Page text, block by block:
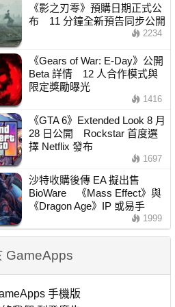
《影之刃零》預購日期正式公
布 11 分鐘全新預告同步公開
2234
《Gears of War: E-Day》公開
Beta 詳情 12 人合作模式與
限定獎勵曝光
1416
《GTA 6》Extended Look 8 月
28 日公開 Rockstar 首度選
擇 Netflix 發布
1697
沙特收購後傳 EA 擬出售
BioWare 《Mass Effect》與
《Dragon Age》IP 或易手
1999
GameApps
手機版